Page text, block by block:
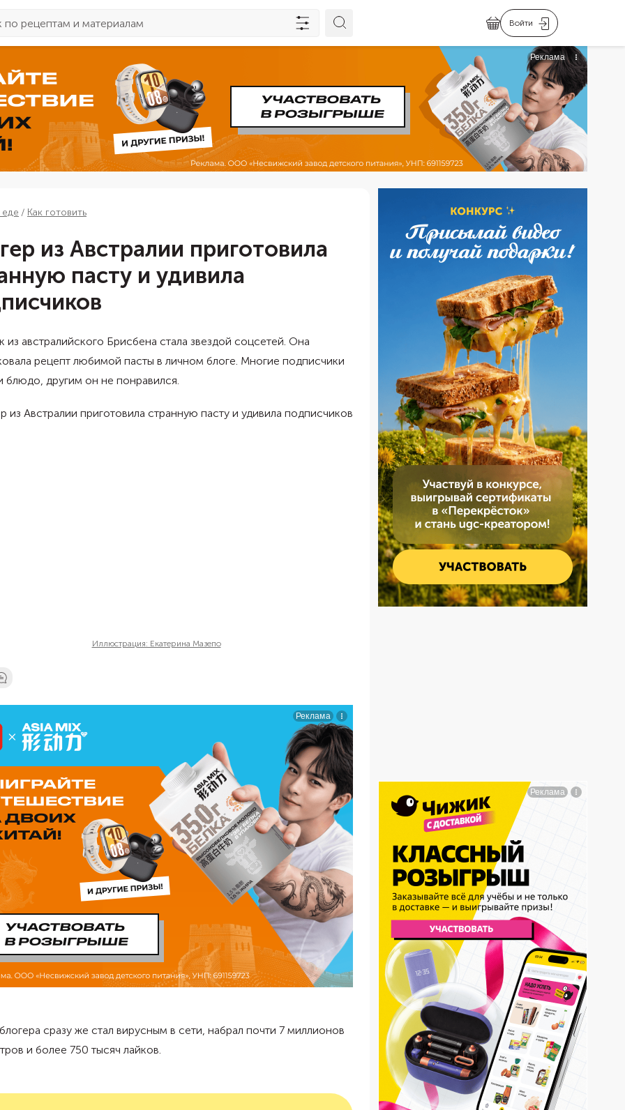
Войти
Как готовить
из Австралии приготовила
пасту и удивила
австралийского Брисбена стала звездой соцсетей. Она
рецепт любимой пасты в личном блоге. Многие подписчики
блюдо, другим он не понравился.
Иллюстрация: Екатерина Мазепо
сразу же стал вирусным в сети, набрал почти 7 миллионов
и более 750 тысяч лайков.